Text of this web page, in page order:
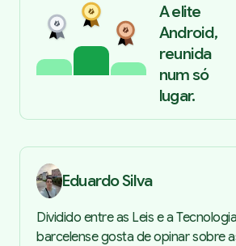
A elite
Android,
reunida
num só
lugar.
Eduardo Silva
Dividido entre as Leis e a
barcelense gosta de opinar sobre